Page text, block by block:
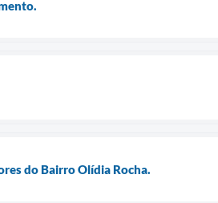
do Bairro Olídia Rocha.